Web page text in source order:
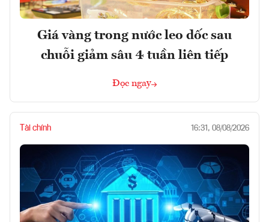
Giá vàng trong nước leo dốc sau
chuỗi giảm sâu 4 tuần liên tiếp
Đọc ngay
Tài chính 16:31, 08/08/2026